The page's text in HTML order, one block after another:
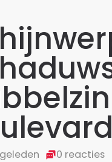
0 reacties